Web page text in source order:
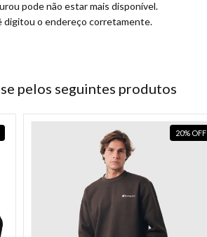
pode não estar mais disponível.
digitou o endereço corretamente.
pelos seguintes produtos
20% OFF